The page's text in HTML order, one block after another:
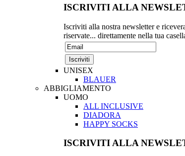
ISCRIVITI ALLA
Iscriviti alla nostra newsletter e
riservate... direttamente nella tua
UNISEX
BLAUER
ABBIGLIAMENTO
UOMO
ALL INCLUSIVE
DIADORA
HAPPY SOCKS
ISCRIVITI ALLA